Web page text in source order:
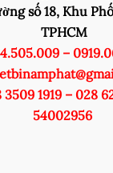
số 18, Khu
TPHCM
–
1919 – 028
54002956